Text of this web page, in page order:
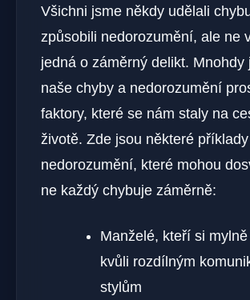
Všichni jsme někdy udělali
způsobili nedorozumění, ale ne
jedná o záměrný delikt. Mnohdy
naše chyby a nedorozumění
faktory, které se nám staly na
životě. Zde jsou některé
nedorozumění, které mohou
ne každý chybuje záměrně:
Manželé, kteří si
kvůli rozdílným
stylům